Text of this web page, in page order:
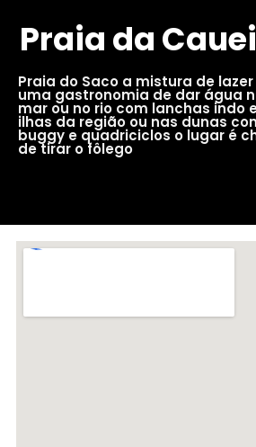
Praia da
Praia do Saco a mistura de
uma gastronomia de dar água
mar ou no rio com lanchas indo
ilhas da região ou nas dunas
buggy e quadriciclos o lugar é
de tirar o fôlego